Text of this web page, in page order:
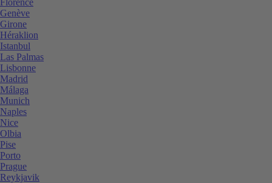
Genève
Girone
Héraklion
Istanbul
Las Palmas
Lisbonne
Madrid
Málaga
Munich
Naples
Nice
Olbia
Pise
Porto
Prague
Reykjavik